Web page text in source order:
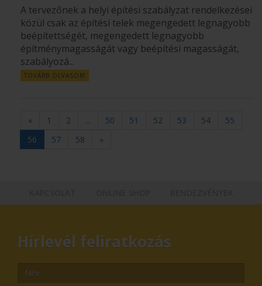
A tervezőnek a helyi építési szabályzat rendelkezései
közül csak az építési telek megengedett legnagyobb
beépítettségét, megengedett legnagyobb
építménymagasságát vagy beépítési magasságát,
szabályozá...
TOVÁBB OLVASOM
« 1 2 50 51 52 53 54
55
56
57 58 »
Hírlevél feliratkozás